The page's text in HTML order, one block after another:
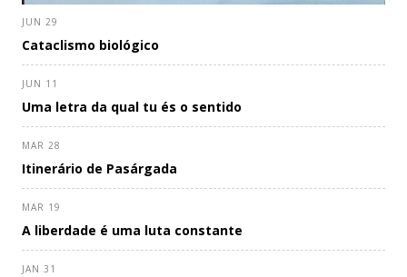
JUN 29
Cataclismo biológico
JUN 11
Uma letra da qual tu és o sentido
MAR 28
Itinerário de Pasárgada
MAR 19
A liberdade é uma luta constante
JAN 31